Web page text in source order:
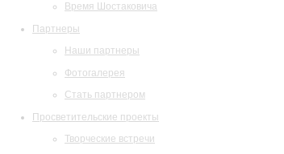
Время Шостаковича
Партнеры
Наши партнеры
Фотогалерея
Стать партнером
Просветительские проекты
Творческие встречи